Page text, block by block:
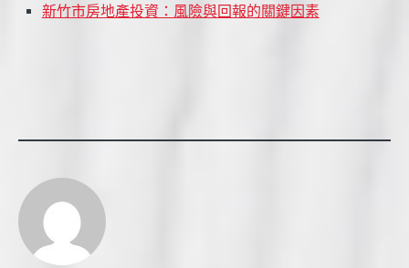
新竹市房地產投資：風險與回報的關鍵因素